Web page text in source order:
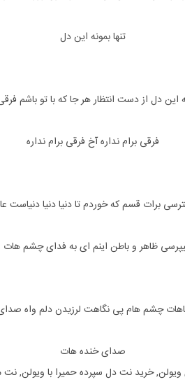
تنها بمونه این دل
این دل از دست انتظار هر جا که با تو باشم
فرقی برام نداره آخ فرقی برام نداره
برات قسم که خوردم تا دنیا دنیا دنیاست
ظاهر و باطن اینم ای به فدای چشم هات
چشم هام پی نگاهت لرزیدن دلم واه
صدای خنده هات
ویولن, خرید نتدل سپردهحمیرا با ویولن,